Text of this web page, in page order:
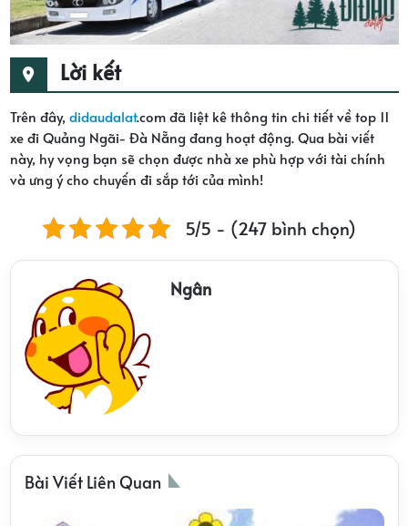
Lời kết
Trên đây, didaudalat.com đã liệt kê thông tin chi tiết về top 11
xe đi Quảng Ngãi- Đà Nẵng đang hoạt động. Qua bài viết
này, hy vọng bạn sẽ chọn được nhà xe phù hợp với tài chính
và ưng ý cho chuyến đi sắp tới của mình!
5/5 - (247 bình chọn)
Ngân
Bài Viết Liên Quan